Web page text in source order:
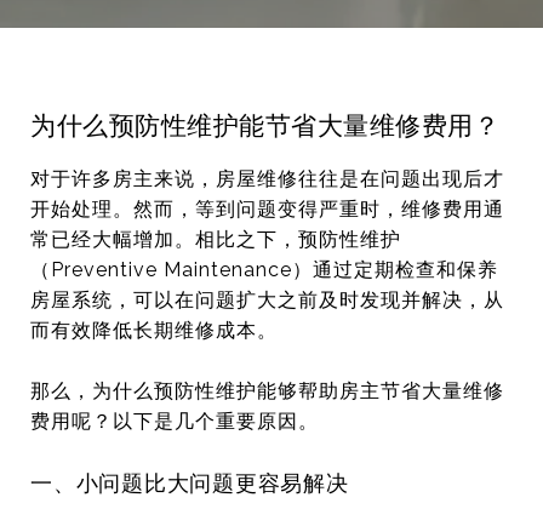
为什么预防性维护能节省大量维修费用？
对于许多房主来说，房屋维修往往是在问题出现后才
开始处理。然而，等到问题变得严重时，维修费用通
常已经大幅增加。相比之下，预防性维护
（Preventive Maintenance）通过定期检查和保养
房屋系统，可以在问题扩大之前及时发现并解决，从
而有效降低长期维修成本。
那么，为什么预防性维护能够帮助房主节省大量维修
费用呢？以下是几个重要原因。
一、小问题比大问题更容易解决